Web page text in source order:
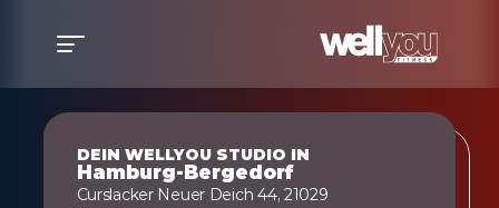
DEIN WELLYOU STUDIO IN
Hamburg-Bergedorf
Curslacker Neuer Deich 44, 21029